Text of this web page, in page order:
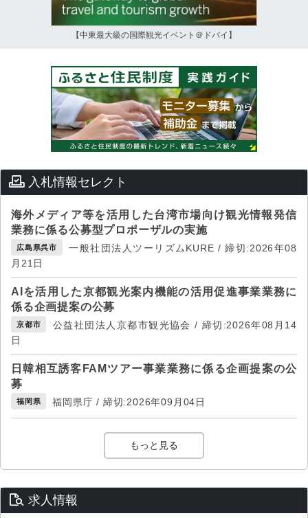
【中東最大級の国際観光イベント＠ドバイ】
入札情報セレクト
海外メディア等を活用した台湾市場向け観光情報発信
業務に係る公募型プロポーザルの実施
広島県呉市
一般社団法人ツーリズムKURE / 締切:2026年08
月21日
AIを活用した京都観光案内機能の活用促進事業業務に
係る企画提案の公募
京都市
公益社団法人京都市観光協会 / 締切:2026年08月14
日
日韓相互誘客FAMツアー事業業務に係る企画提案の公
募
福岡県 福岡県庁 / 締切:2026年09月04日
もっと見る
求人情報